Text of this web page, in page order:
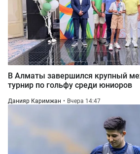
В Алматы завершился крупный
турнир по гольфу среди юниоров
Данияр Каримжан Вчера 14:47